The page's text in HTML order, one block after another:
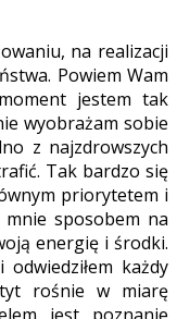
Powiem Wam
jestem tak
wyobrażam sobie
z najzdrowszych
Tak bardzo się
priorytetem i
mnie sposobem na
energię i środki.
każdy
rośnie w miarę